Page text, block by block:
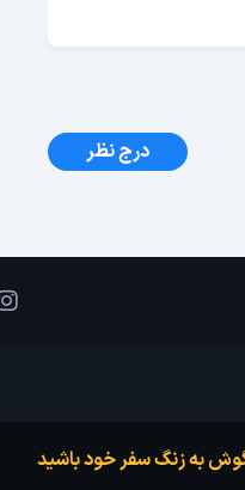
درج نظر
به زنگ سفر خود باشید